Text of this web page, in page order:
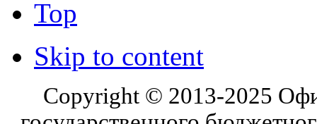
Top
Skip to content
Copyright © 2013-2025